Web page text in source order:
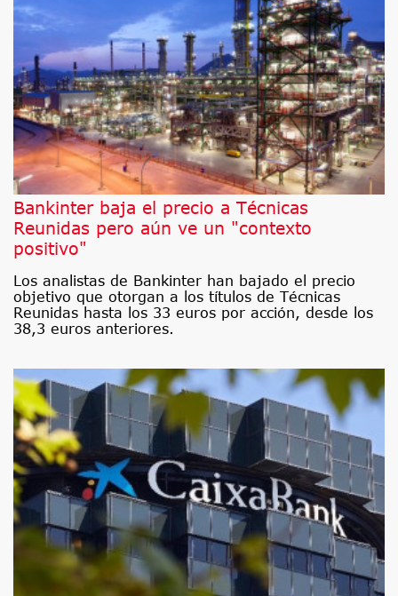
Bankinter baja el precio a Técnicas
Reunidas pero aún ve un "contexto
positivo"
Los analistas de Bankinter han bajado el precio
objetivo que otorgan a los títulos de Técnicas
Reunidas hasta los 33 euros por acción, desde los
38,3 euros anteriores.